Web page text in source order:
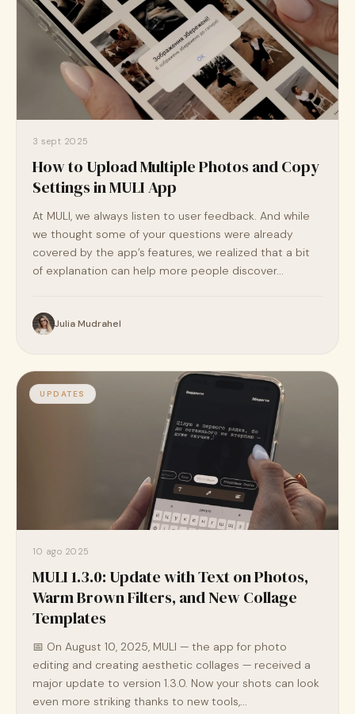
3 sept 2025
How to Upload Multiple Photos and Copy
Settings in MULI App
At MULI, we always listen to user feedback. And while
we thought some of your questions were already
covered by the app’s features, we realized that a bit
of explanation can help more people discover...
Julia Mudrahel
UPDATES
10 ago 2025
MULI 1.3.0: Update with Text on Photos,
Warm Brown Filters, and New Collage
Templates
📅 On August 10, 2025, MULI — the app for photo
editing and creating aesthetic collages — received a
major update to version 1.3.0. Now your shots can look
even more striking thanks to new tools,...